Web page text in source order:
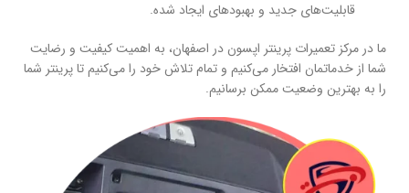
قابلیت‌های جدید و بهبودهای ایجاد شده.
ما در مرکز تعمیرات پرینتر اپسون در اصفهان، به اهمیت کیفیت و رضایت
شما از خدماتمان افتخار می‌کنیم و تمام تلاش خود را می‌کنیم تا پرینتر شما
را به بهترین وضعیت ممکن برسانیم.